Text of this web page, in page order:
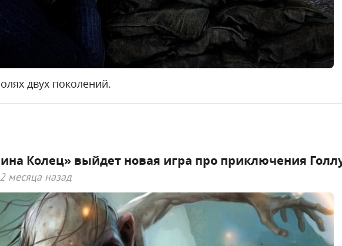
двух поколений.
Колец» выйдет новая игра про приключения
месяца назад